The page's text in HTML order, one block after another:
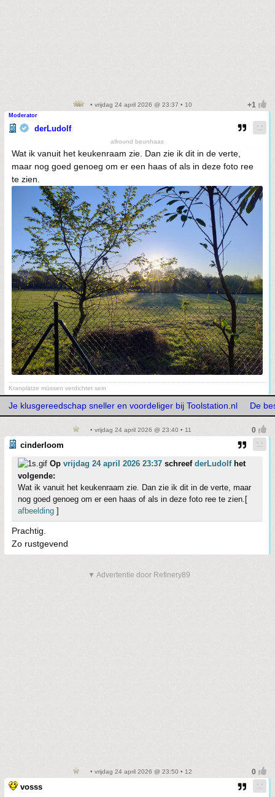
• vrijdag 24 april 2026 @ 23:37 • 10
Moderator
derLudolf
allround beunhaas
Wat ik vanuit het keukenraam zie. Dan zie ik dit in de verte,
maar nog goed genoeg om er een haas of als in deze foto ree
te zien.
Kranplätze müssen verdichtet sein
Je klusgereedschap sneller en voordeliger bij Toolstation.nl De
• vrijdag 24 april 2026 @ 23:40 • 11
cinderloom
Op vrijdag 24 april 2026 23:37 schreef derLudolfhet
volgende:
Wat ik vanuit het keukenraam zie. Dan zie ik dit in de verte, maar
nog goed genoeg om er een haas of als in deze foto ree te zien.[
afbeelding ]
Prachtig.
Zo rustgevend
▼ Advertentie door Refinery89
• vrijdag 24 april 2026 @ 23:50 • 12
vosss